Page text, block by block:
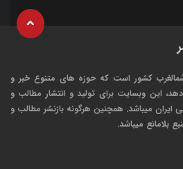
شمالغرب کشور است که حوزه های متنوع خبر و
این وبسایت برای تولید و انتشار مطالب و
ایران میباشد. همچنین هرگونه بازنشر مطالب و
بلامانع میباشد.